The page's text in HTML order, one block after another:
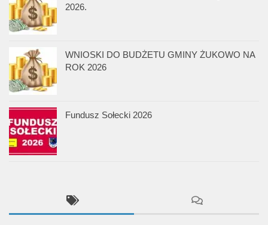
2026.
WNIOSKI DO BUDŻETU GMINY ŻUKOWO NA
ROK 2026
Fundusz Sołecki 2026